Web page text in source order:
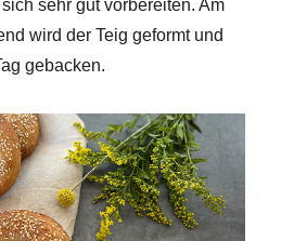
sehr gut vorbereiten. Am
wird der Teig geformt und
gebacken.